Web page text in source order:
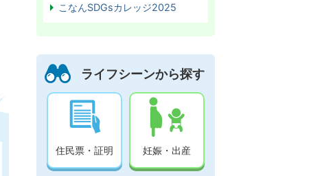
こなんSDGsカレッジ2025
ライフシーンから探す
住民票・証明 妊娠・出産